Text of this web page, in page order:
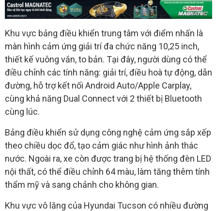
Khu vực bảng điều khiển trung tâm với điểm nhấn là
màn hình cảm ứng giải trí đa chức năng 10,25 inch,
thiết kế vuông vắn, to bản. Tại đây, người dùng có thể
điều chỉnh các tính năng: giải trí, điều hoà tự động, dẫn
đường, hỗ trợ kết nối Android Auto/Apple Carplay,
cùng khả năng Dual Connect với 2 thiết bị Bluetooth
cùng lúc.
Bảng điều khiển sử dụng công nghệ cảm ứng sắp xếp
theo chiều dọc đổ, tạo cảm giác như hình ảnh thác
nước. Ngoài ra, xe còn được trang bị hệ thống đèn LED
nội thất, có thể điều chỉnh 64 màu, làm tăng thêm tính
thẩm mỹ và sang chảnh cho không gian.
Khu vực vô lăng của Hyundai Tucson có nhiều đường